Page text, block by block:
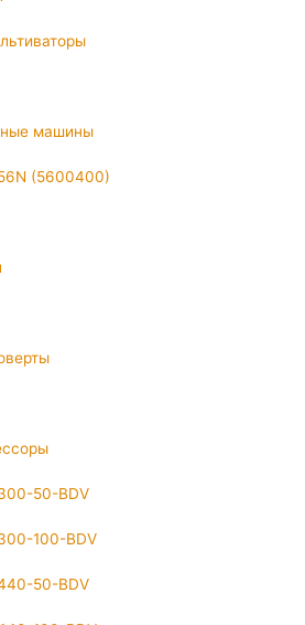
машины
(5600400)
50-BDV
100-BDV
50-BDV